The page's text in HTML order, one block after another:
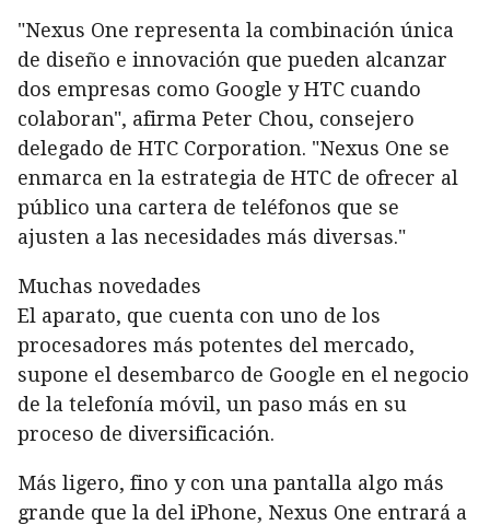
"Nexus One representa la combinación única
de diseño e innovación que pueden alcanzar
dos empresas como Google y HTC cuando
colaboran", afirma Peter Chou, consejero
delegado de HTC Corporation. "Nexus One se
enmarca en la estrategia de HTC de ofrecer al
público una cartera de teléfonos que se
ajusten a las necesidades más diversas."
Muchas novedades
El aparato, que cuenta con uno de los
procesadores más potentes del mercado,
supone el desembarco de Google en el negocio
de la telefonía móvil, un paso más en su
proceso de diversificación.
Más ligero, fino y con una pantalla algo más
grande que la del iPhone, Nexus One entrará a